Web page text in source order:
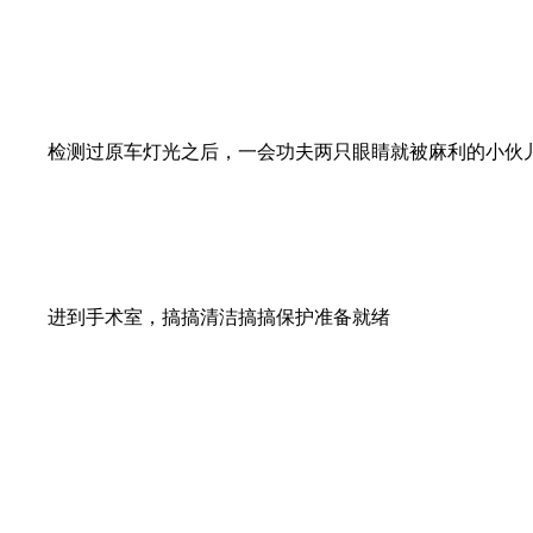
检测过原车灯光之后，一会功夫两只眼睛就被麻利的小伙
进到手术室，搞搞清洁搞搞保护准备就绪